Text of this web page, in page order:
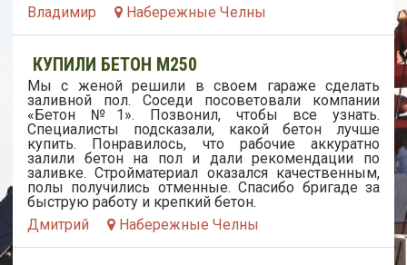
Владимир
Набережные Челны
КУПИЛИ БЕТОН М250
Мы с женой решили в своем гараже сделать
заливной пол. Соседи посоветовали компании
«Бетон №1». Позвонил, чтобы все узнать.
Специалисты подсказали, какой бетон лучше
купить. Понравилось, что рабочие аккуратно
залили бетон на пол и дали рекомендации по
заливке. Стройматериал оказался качественным,
полы получились отменные. Спасибо бригаде за
быструю работу и крепкий бетон.
Дмитрий
Набережные Челны